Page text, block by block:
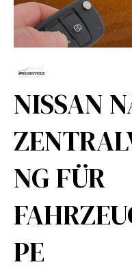
NISSAN
NG FÜR
PE